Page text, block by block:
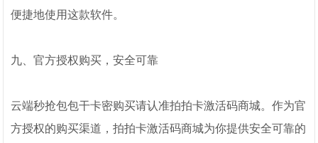
便捷地使用这款软件。
九、官方授权购买，安全可靠
云端秒抢包包干卡密购买请认准拍拍卡激活码商城。作为官
方授权的购买渠道，拍拍卡激活码商城为你提供安全可靠的